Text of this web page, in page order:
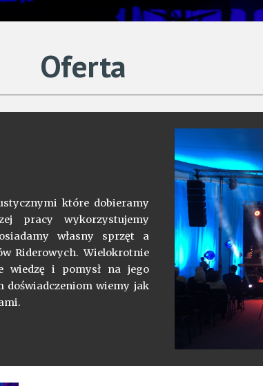
Oferta
które dobieramy
pracy wykorzystujemy
własny sprzęt a
Riderowych. Wielokrotnie
wiedzę i pomysł na jego
doświadczeniom wiemy jak